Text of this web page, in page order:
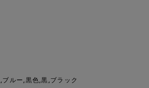
ルー,黒色,黒,ブラック